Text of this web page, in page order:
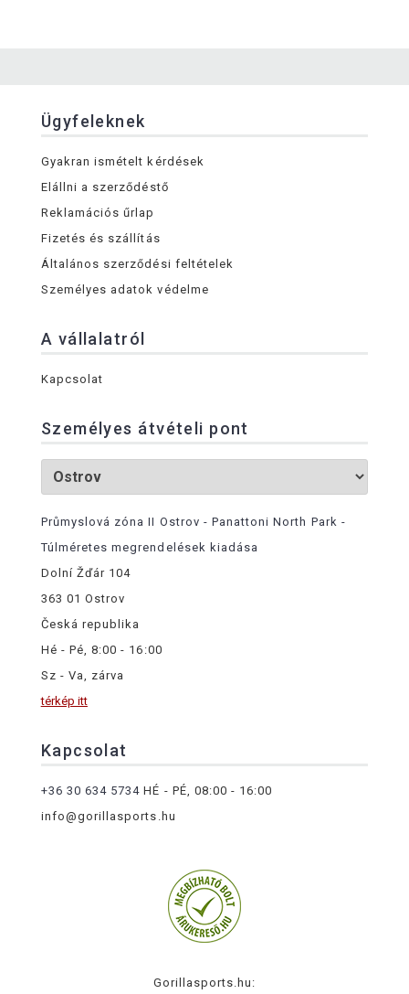
Ügyfeleknek
Gyakran ismételt kérdések
Elállni a szerződéstő
Reklamációs űrlap
Fizetés és szállítás
Általános szerződési feltételek
Személyes adatok védelme
A vállalatról
Kapcsolat
Személyes átvételi pont
Průmyslová zóna II Ostrov - Panattoni North Park -
Túlméretes megrendelések kiadása
Dolní Žďár 104
363 01 Ostrov
Česká republika
Hé - Pé, 8:00 - 16:00
Sz - Va, zárva
térkép itt
Kapcsolat
+36 30 634 5734 HÉ - PÉ, 08:00 - 16:00
info@gorillasports.hu
Gorillasports.hu: